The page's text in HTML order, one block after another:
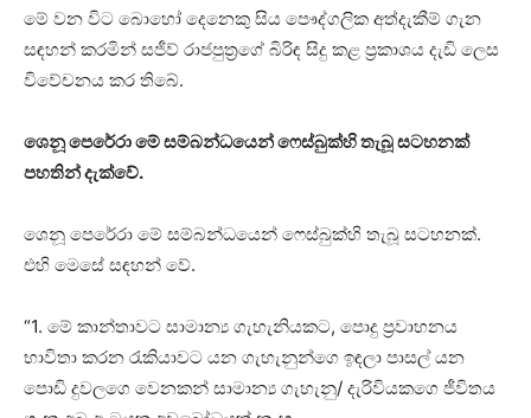
මේ වන විට බොහෝ දෙනෙකු සිය පෞද්ගලික අත්දැකීම් ගැන
සඳහන් කරමින් සජීව් රාජපුත්‍රගේ බිරිඳ සිදු කළ ප්‍රකාශය දැඩි ලෙස
විවේචනය කර තිබේ.
ශෙනූ පෙරේරා මේ සම්බන්ධයෙන් ෆෙස්බුක්හි තැබූ සටහනක්
පහතින් දැක්වේ.
ශෙනූ පෙරේරා මේ සම්බන්ධයෙන් ෆෙස්බුක්හි තැබූ සටහනක්.
එහි මෙසේ සඳහන් වේ.
“1. මේ කාන්තාවට සාමාන්‍ය ගැහැනියකට, පොදු ප්‍රවාහනය
භාවිතා කරන රැකියාවට යන ගැහැනුන්ගෙ ඉඳලා පාසල් යන
පොඩි දුවලගෙ වෙනකන් සාමාන්‍ය ගැහැනු/ දැරිවියකගෙ ජීවිතය